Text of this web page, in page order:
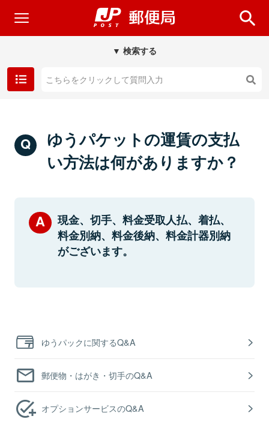
▼ 検索する
ゆうパケットの運賃の支払
い方法は何がありますか？
現金、切手、料金受取人払、着払、
料金別納、料金後納、料金計器別納
がございます。
ゆうパックに関するQ&A
郵便物・はがき・切手のQ&A
オプションサービスのQ&A